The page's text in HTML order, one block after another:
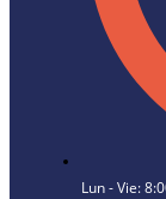
Lun - Vie: